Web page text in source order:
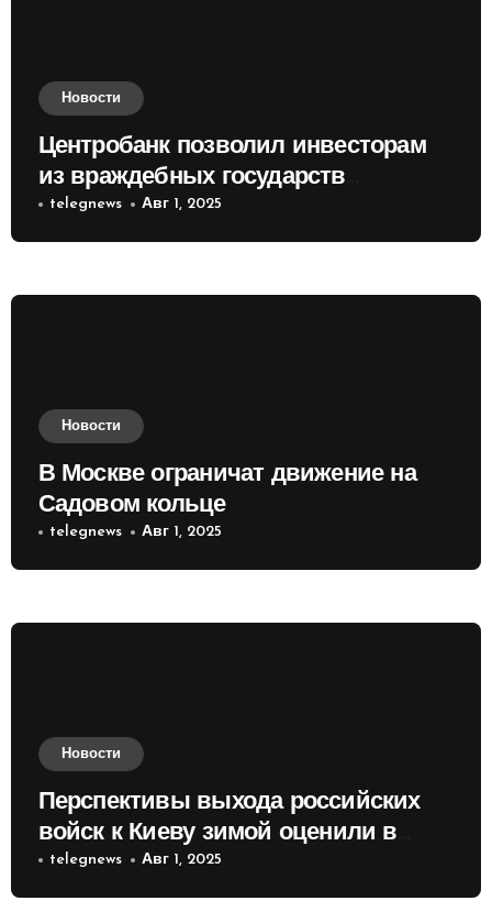
Новости
Центробанк позволил инвесторам
из враждебных государств
приобретать валюту
telegnews Авг 1, 2025
Новости
В Москве ограничат движение на
Садовом кольце
telegnews Авг 1, 2025
Новости
Перспективы выхода российских
войск к Киеву зимой оценили в
России
telegnews Авг 1, 2025